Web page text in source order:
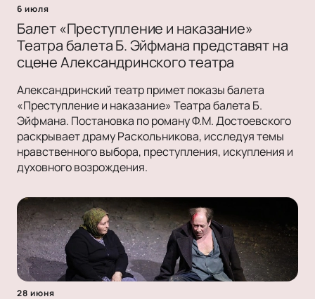
6 июля
Балет «Преступление и наказание»
Театра балета Б. Эйфмана представят на
сцене Александринского театра
Александринский театр примет показы балета
«Преступление и наказание» Театра балета Б.
Эйфмана. Постановка по роману Ф.М. Достоевского
раскрывает драму Раскольникова, исследуя темы
нравственного выбора, преступления, искупления и
духовного возрождения.
28 июня